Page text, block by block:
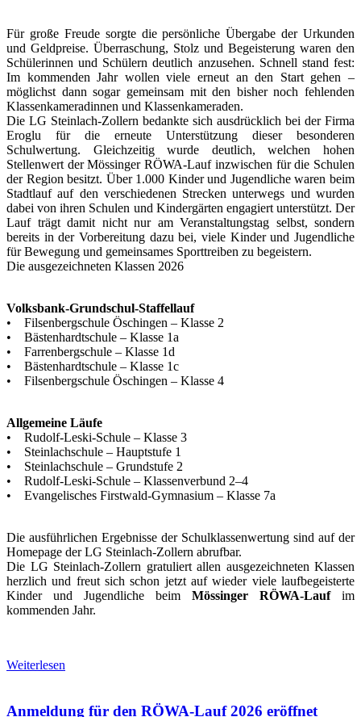
Für große Freude sorgte die persönliche Übergabe der Urkunden
und Geldpreise. Überraschung, Stolz und Begeisterung waren den
Schülerinnen und Schülern deutlich anzusehen. Schnell stand fest:
Im kommenden Jahr wollen viele erneut an den Start gehen –
möglichst dann sogar gemeinsam mit den bisher noch fehlenden
Klassenkameradinnen und Klassenkameraden.
Die LG Steinlach-Zollern bedankte sich ausdrücklich bei der Firma
Eroglu für die erneute Unterstützung dieser besonderen
Schulwertung. Gleichzeitig wurde deutlich, welchen hohen
Stellenwert der Mössinger RÖWA-Lauf inzwischen für die Schulen
der Region besitzt. Über 1.000 Kinder und Jugendliche waren beim
Stadtlauf auf den verschiedenen Strecken unterwegs und wurden
dabei von ihren Schulen und Kindergärten engagiert unterstützt. Der
Lauf trägt damit nicht nur am Veranstaltungstag selbst, sondern
bereits in der Vorbereitung dazu bei, viele Kinder und Jugendliche
für Bewegung und gemeinsames Sporttreiben zu begeistern.
Die ausgezeichneten Klassen 2026
Volksbank-Grundschul-Staffellauf
• Filsenbergschule Öschingen – Klasse 2
• Bästenhardtschule – Klasse 1a
• Farrenbergschule – Klasse 1d
• Bästenhardtschule – Klasse 1c
• Filsenbergschule Öschingen – Klasse 4
Allgemeine Läufe
• Rudolf-Leski-Schule – Klasse 3
• Steinlachschule – Hauptstufe 1
• Steinlachschule – Grundstufe 2
• Rudolf-Leski-Schule – Klassenverbund 2–4
• Evangelisches Firstwald-Gymnasium – Klasse 7a
Die ausführlichen Ergebnisse der Schulklassenwertung sind auf der
Homepage der LG Steinlach-Zollern abrufbar.
Die LG Steinlach-Zollern gratuliert allen ausgezeichneten Klassen
herzlich und freut sich schon jetzt auf wieder viele laufbegeisterte
Kinder und Jugendliche beim Mössinger RÖWA-Laufim
kommenden Jahr.
Weiterlesen
Anmeldung für den RÖWA-Lauf 2026 eröffnet